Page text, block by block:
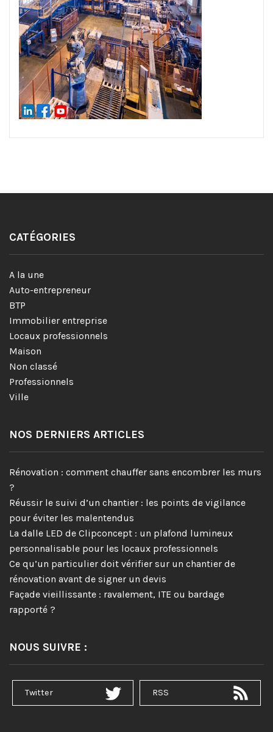
CATÉGORIES
A la une
Auto-entrepreneur
BTP
Immobilier entreprise
Locaux professionnels
Maison
Non classé
Professionnels
Ville
NOS DERNIERS ARTICLES
Rénovation : comment chauffer sans encombrer les murs
?
Réussir le suivi d’un chantier : les points de vigilance
pour éviter les malentendus
La dalle LED de Clipconcept : un plafond lumineux
personnalisable pour les locaux professionnels
Ce qu’un particulier doit vérifier sur un chantier de
rénovation avant de signer un devis
Façade vieillissante : ravalement, ITE ou bardage
rapporté ?
NOUS SUIVRE :
Twitter RSS